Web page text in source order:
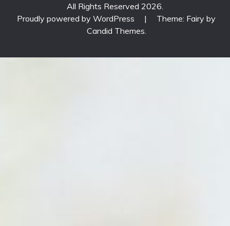
All Rights Reserved 2026.
Proudly powered by WordPress
|
Theme: Fairy by
Candid Themes